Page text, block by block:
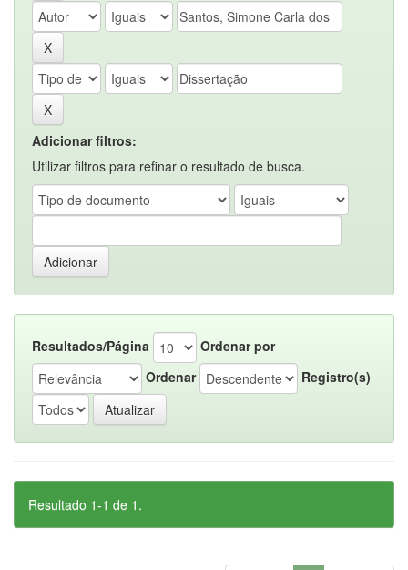
Adicionar filtros:
Utilizar filtros para refinar o resultado de busca.
Resultados/Página
Ordenar por
Ordenar
Registro(s)
Resultado 1-1 de 1.